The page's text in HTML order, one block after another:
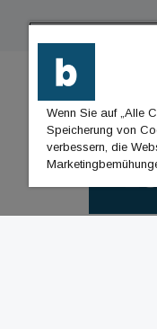
Wenn Sie auf „Alle
Speicherung von
verbessern, die